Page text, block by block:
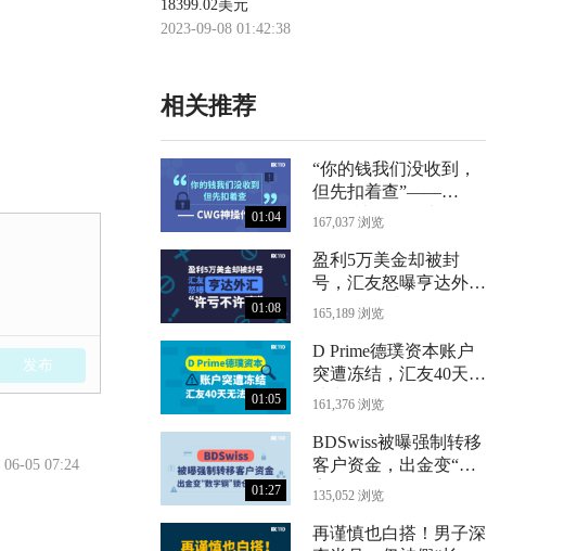
发布
06-05 07:24
18399.02美元
2023-09-08 01:42:38
相关推荐
01:04
“你的钱我们没收到，
但先扣着查”——
CWG神操作曝光
167,037 浏览
01:08
盈利5万美金却被封
号，汇友怒曝亨达外汇
“许亏不许赢”
165,189 浏览
01:05
D Prime德璞资本账户
突遭冻结，汇友40天无
法出金
161,376 浏览
01:27
BDSwiss被曝强制转移
客户资金，出金变“数
字铜”锁仓24个月
135,052 浏览
再谨慎也白搭！男子深